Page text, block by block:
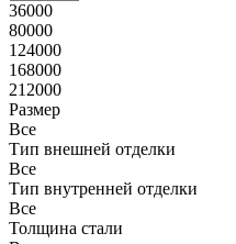
36000
80000
124000
168000
212000
Размер
Все
Тип внешней отделки
Все
Тип внутренней отделки
Все
Толщина стали